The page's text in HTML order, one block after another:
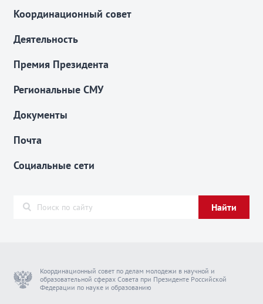
Координационный совет
Деятельность
Премия Президента
Региональные СМУ
Документы
Почта
Социальные сети
Найти
Координационный совет по делам молодежи в научной и
образовательной сферах Совета при Президенте Российской
Федерации по науке и образованию